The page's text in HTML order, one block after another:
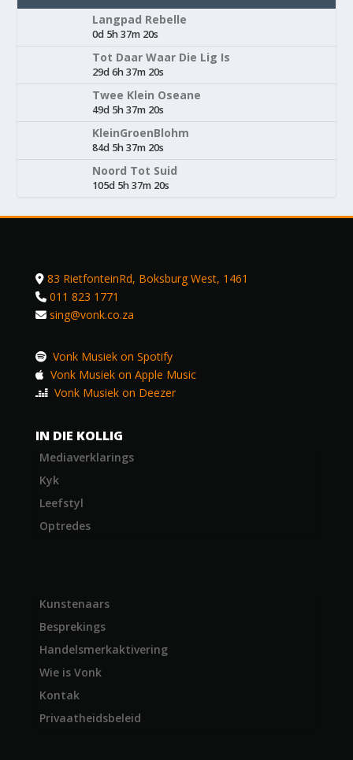
Langpad Rebelle
0d 5h 37m 20s
Tot Daar Waar Die Lig Is
29d 6h 37m 20s
Twee Klein Oseane
49d 5h 37m 20s
KleinGroenBlohm
84d 5h 37m 20s
Noord Tot Suid
105d 5h 37m 20s
83 RietfonteinRd, Boksburg West, 1461
011 823 1771
sing@vonk.co.za
Vonk Musiek on Spotify
Vonk Musiek on Apple Music
Vonk Musiek on Deezer
IN DIE KOLLIG
Mediaverklarings
Kyk
Leefstyl
Optredes
Kunstenaars
Besprekings
Handelsmerkaktivering
Wie is Vonk
Kontak
Privaatheidsbeleid